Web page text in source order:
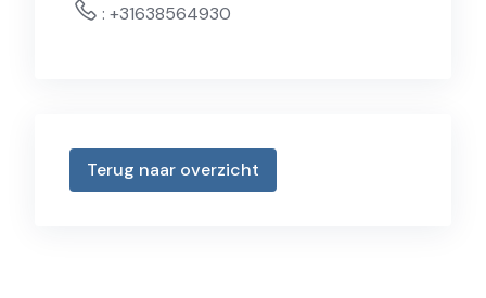
: +31638564930
Terug naar overzicht